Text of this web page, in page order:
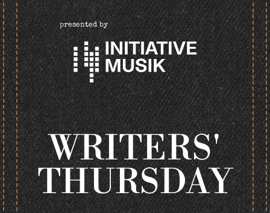
presented by
WRITERS'
THURSDAY